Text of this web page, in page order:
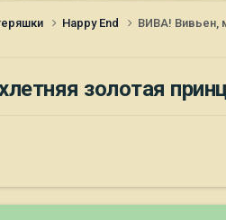
Happy End ВИВА! Вивьен,
золотая